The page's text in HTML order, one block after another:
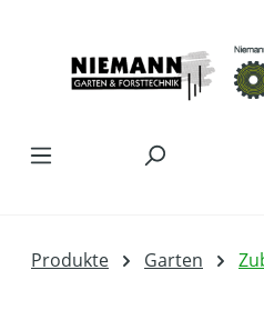
Produkte Garten